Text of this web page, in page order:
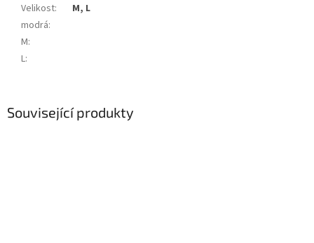
Související produkty
Velikost:
M, L
modrá:
M:
L: